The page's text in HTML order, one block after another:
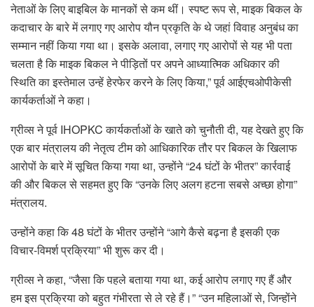
नेताओं के लिए बाइबिल के मानकों से कम थीं। स्पष्ट रूप से, माइक बिकल के
कदाचार के बारे में लगाए गए आरोप यौन प्रकृति के थे जहां विवाह अनुबंध का
सम्मान नहीं किया गया था। इसके अलावा, लगाए गए आरोपों से यह भी पता
चलता है कि माइक बिकल ने पीड़ितों पर अपने आध्यात्मिक अधिकार की
स्थिति का इस्तेमाल उन्हें हेरफेर करने के लिए किया,” पूर्व आईएचओपीकेसी
कार्यकर्ताओं ने कहा।
ग्रीव्स ने पूर्व IHOPKC कार्यकर्ताओं के खाते को चुनौती दी, यह देखते हुए कि
एक बार मंत्रालय की नेतृत्व टीम को आधिकारिक तौर पर बिकल के खिलाफ
आरोपों के बारे में सूचित किया गया था, उन्होंने “24 घंटों के भीतर” कार्रवाई
की और बिकल से सहमत हुए कि “उनके लिए अलग हटना सबसे अच्छा होगा”
मंत्रालय.
उन्होंने कहा कि 48 घंटों के भीतर उन्होंने “आगे कैसे बढ़ना है इसकी एक
विचार-विमर्श प्रक्रिया” भी शुरू कर दी।
ग्रीव्स ने कहा, “जैसा कि पहले बताया गया था, कई आरोप लगाए गए हैं और
हम इस प्रक्रिया को बहुत गंभीरता से ले रहे हैं।” “उन महिलाओं से, जिन्होंने